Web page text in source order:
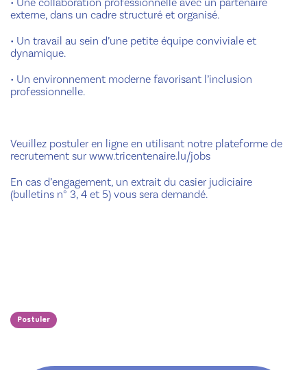
externe, dans un cadre structuré et organisé.
• Un travail au sein d’une petite équipe conviviale et
dynamique.
• Un environnement moderne favorisant l’inclusion
professionnelle.
Veuillez postuler en ligne en utilisant notre plateforme de
recrutement sur www.tricentenaire.lu/jobs
En cas d’engagement, un extrait du casier judiciaire
(bulletins n° 3, 4 et 5) vous sera demandé.
Postuler